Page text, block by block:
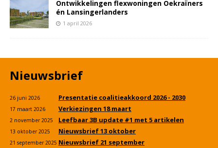
Ontwikkelingen flexwoningen Oekraïners
én Lansingerlanders
1 april 2026
Nieuwsbrief
26 juni 2026 Presentatie coalitieakkoord 2026 - 2030
17 maart 2026 Verkiezingen 18 maart
2 november 2025 Leefbaar 3B update #1 met 5 artikelen
13 oktober 2025 Nieuwsbrief 13 oktober
21 september 2025 Nieuwsbrief 21 september